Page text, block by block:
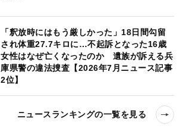
「釈放時にはもう厳しかった」18日間勾留
され体重27.7キロに…不起訴となった16歳
女性はなぜ亡くなったのか 遺族が訴える兵
庫県警の違法捜査【2026年7月ニュース記事
2位】
ニュースランキングの一覧を見る